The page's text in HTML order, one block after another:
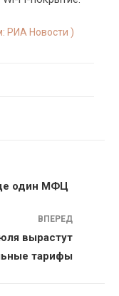
РИА Новости )
один МФЦ
ВПЕРЕД
вырастут
тарифы